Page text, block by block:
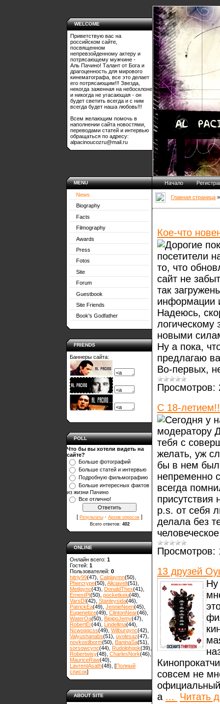
WELCOME
Приветствую вас на
российском сайте,
посвященном
непревзойденному актеру и
потрясающему мужчине -
Аль Пачино! Талант от Бога и
драгоценность для мирового
кинематографа, все это делает
его потрясающим!!! Звезда,
некогда заженная на небосклоне
и никогда не угасающая - он
будет светить всегда и с ним
всегда будет наша любовь!!!
Всем желающим помочь в
наполнении сайта новостями,
переводами статей и интервью
обращаться по адресу:
alpacinoucozru@mail.ru
MENU
News
Biography
Facts
Filmography
Awards
Press
Fotos
Site
Forum
Guestbook
Site Friends
Book's Godfather
FRIENDS
Баннеры сайта:
POLL
Что бы вы хотели видеть на
сайте?
Больше фотографий
Больше статей и интервью
Подробную фильмографию
Больше интересных фактов
из жизни Пачино
Все отлично!
[ Результаты · Архив опросов ]
Всего ответов: 402
ONLINE
Онлайн всего: 1
Гостей: 1
Пользователей: 0
hitriy99(47) Calplaymn(50)
Phercrype(50) Aliciavelt(51)
Metlgync(43) DonaldThex(41)
ErnestPt(50) pocketkeiu(48)
VarsDI(42) Stanleysida(46)
PatrickEa(49) JennieNeen(45)
Eugenetize(49) ClintonNear(46)
WaterOa(50) BipipoJemy(47)
RobertEr(44) Lindellma(44)
Ncwoqqcss(49) Wilburgync(42)
Valyushanabs(51) uvolesaz(47)
novkostlborm(50) ВaninaSa(51)
sorsowcync(44) Rudolphgok(39)
Robertwisy(48) CharlesNork(46)
MauriceRaw(40)
LavrentAsath(48) , [Полный
список]
ABOUT SITE
Начало
Главная страница
Кое-что
Дорогие
посетители
то, что
сайт не
так
информации
Надеюсь,
новыми
Ну а пока,
предлагаю
Во-первых,
Просмотров:
С 18-
Сегодня у
модератору
тебя с
желать, уж
бы в нем
непременно
всегда
присутствия
p.s. от себя
делала без
Просмотров:
13 друзей
Ну
совсем не
а ...
Читать